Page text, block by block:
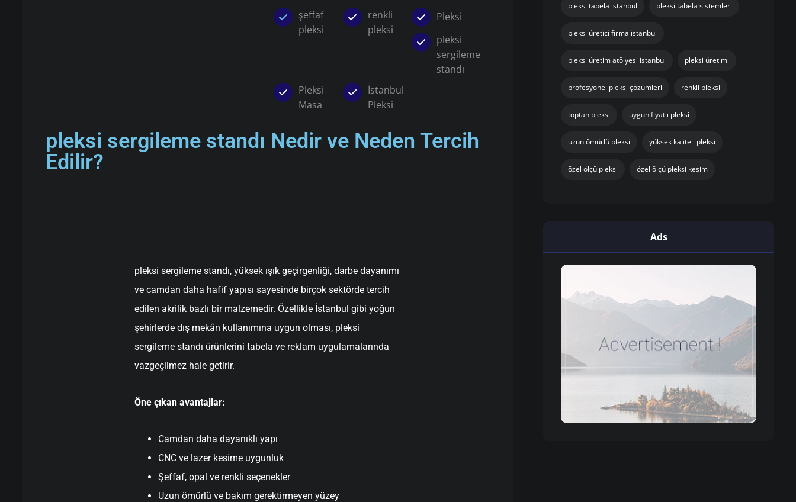
şeffaf
pleksi
renkli
pleksi
Pleksi
pleksi
sergileme
standı
Pleksi
Masa
İstanbul
Pleksi
pleksi sergileme standı Nedir ve Neden Tercih
Edilir?
pleksi sergileme standı, yüksek ışık geçirgenliği, darbe dayanımı
ve camdan daha hafif yapısı sayesinde birçok sektörde tercih
edilen akrilik bazlı bir malzemedir. Özellikle İstanbul gibi yoğun
şehirlerde dış mekân kullanımına uygun olması, pleksi
sergileme standı ürünlerini tabela ve reklam uygulamalarında
vazgeçilmez hale getirir.
Öne çıkan avantajlar:
Camdan daha dayanıklı yapı
CNC ve lazer kesime uygunluk
Şeffaf, opal ve renkli seçenekler
Uzun ömürlü ve bakım gerektirmeyen yüzey
pleksi tabela istanbul pleksi tabela sistemleri
pleksi üretici firma istanbul
pleksi üretim atölyesi istanbul pleksi üretimi
profesyonel pleksi çözümleri renkli pleksi
toptan pleksi uygun fiyatlı pleksi
uzun ömürlü pleksi yüksek kaliteli pleksi
özel ölçü pleksi özel ölçü pleksi kesim
Ads